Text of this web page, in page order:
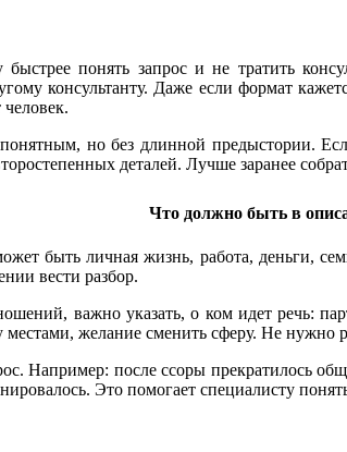
быстрее понять запрос и не тратить
консультанту. Даже если формат
человек.
но без длинной предыстории.
деталей. Лучше заранее
Что должно быть в
быть личная жизнь, работа, деньги,
вести разбор.
важно указать, о ком идет речь:
желание сменить сферу. Не нужно
Например: после ссоры прекратилось
Это помогает специалисту